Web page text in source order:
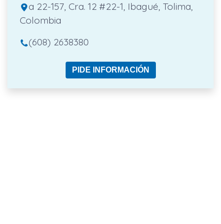
a 22-157, Cra. 12 #22-1, Ibagué, Tolima,
Colombia
(608) 2638380
PIDE INFORMACIÓN